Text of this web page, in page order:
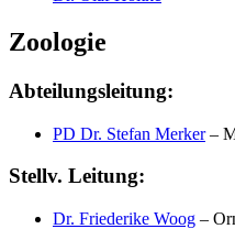
Zoologie
Abteilungsleitung:
PD Dr. Stefan Merker–
Stellv. Leitung:
Dr. Friederike Woog –